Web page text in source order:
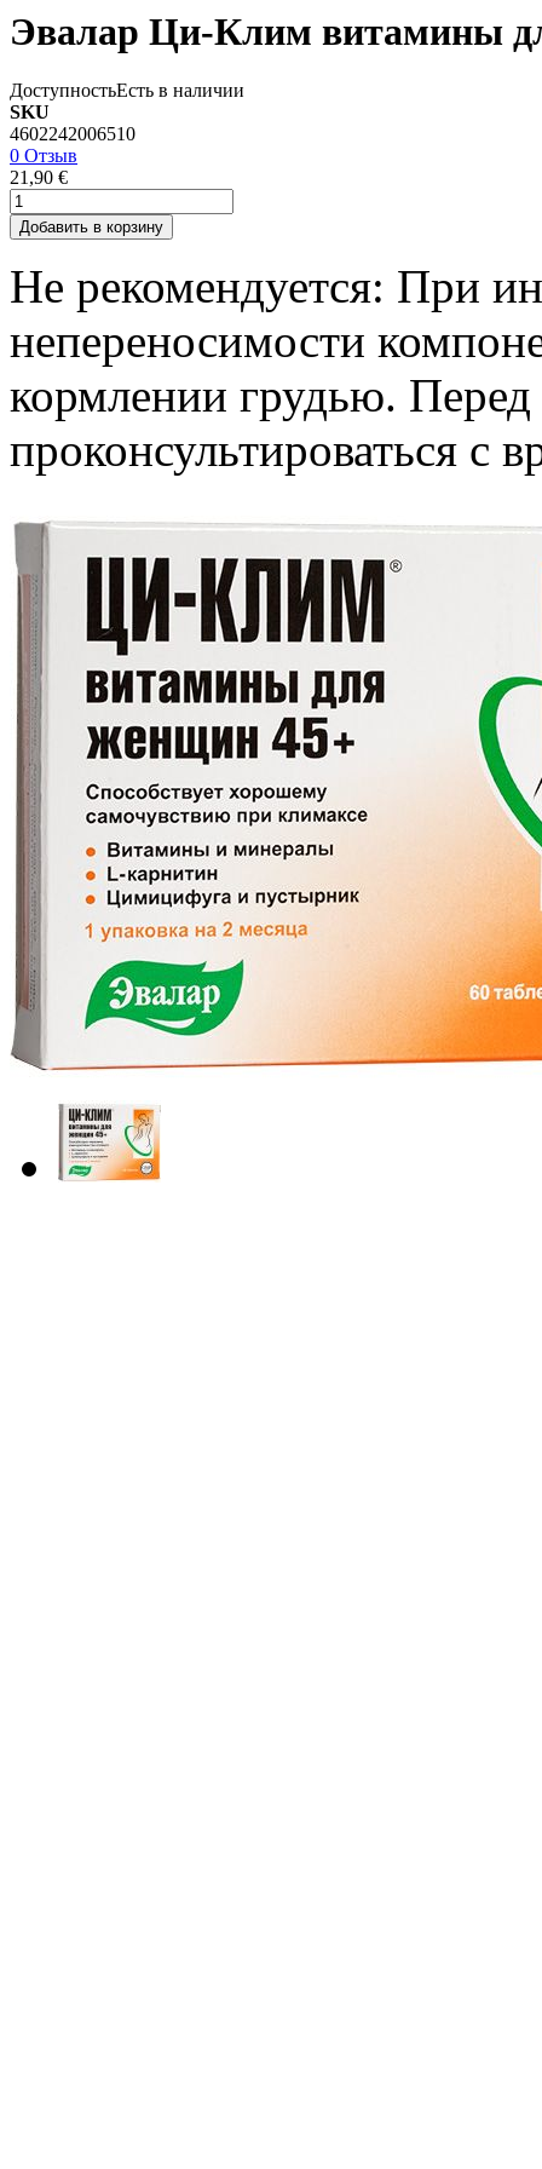
Эвалар Ци-Клим витамины
ДоступностьЕсть в наличии
SKU
4602242006510
0 Отзыв
21,90 €
Добавить в корзину
Не рекомендуется: При
непереносимости
кормлении грудью.
проконсультироваться с